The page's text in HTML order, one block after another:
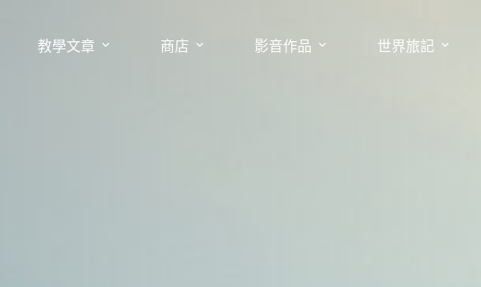
教學文章 商店 影音作品 世界旅記